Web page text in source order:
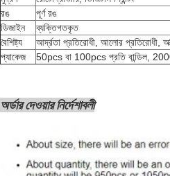
রঙ
পূর্ণ রঙ
ডিজাইন
ব্যক্তিগতকৃত
বৈশিষ্ট্য
আর্দ্রতা প্রতিরোধী, আলোর প্রতিরোধী,
প্যাকেজ
50pcs বা 100pcs প্রতি বান্ডিল,
অর্ডার দেওয়ার নির্দেশাবলী